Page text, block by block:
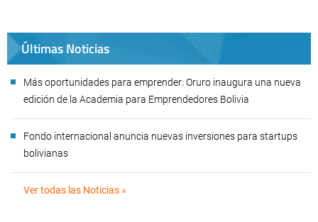
Últimas Noticias
Más oportunidades para emprender: Oruro inaugura una nueva
edición de la Academia para Emprendedores Bolivia
Fondo internacional anuncia nuevas inversiones para startups
bolivianas
Ver todas las Noticias »